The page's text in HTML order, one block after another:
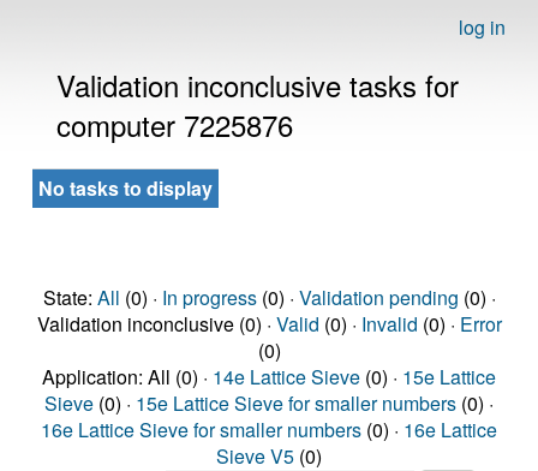
log in
Validation inconclusive tasks for
computer 7225876
No tasks to display
State: All (0) · In progress(0) · Validation pending (0) ·
Validation inconclusive (0) · Valid (0) · Invalid (0) · Error
(0)
Application: All (0) · 14e Lattice Sieve (0) · 15e Lattice
Sieve (0) · 15e Lattice Sieve for smaller numbers (0) ·
16e Lattice Sieve for smaller numbers (0) · 16e Lattice
Sieve V5 (0)